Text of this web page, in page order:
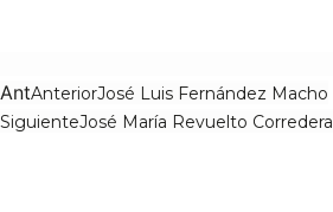
AntAnteriorJosé Luis Fernández Macho
SiguienteJosé María Revuelto Corredera